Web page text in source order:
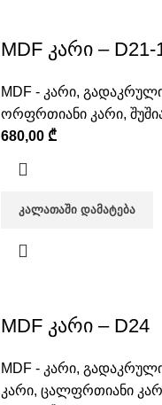
MDF კარი – D21-
MDF - კარი,
ორფრთიანი კარი,
680,00 ₾
ᲙᲐᲚᲐᲗᲐᲨᲘ ᲓᲐᲛᲐᲢᲔᲑᲐ
MDF კარი – D24
MDF - კარი,
კარი, ცალფრთიანი